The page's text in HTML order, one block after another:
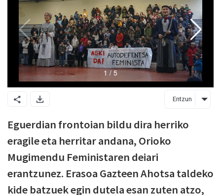
Entzun
Eguerdian frontoian bildu dira herriko
eragile eta herritar andana, Orioko
Mugimendu Feministaren deiari
erantzunez. Erasoa Gazteen Ahotsa taldeko
kide batzuek egin dutela esan zuten atzo,